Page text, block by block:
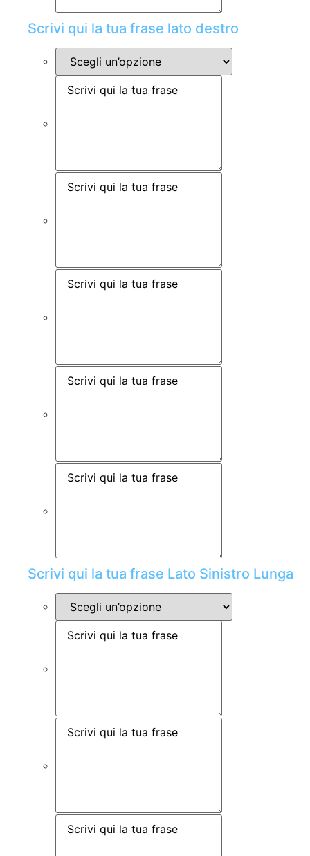
Scrivi qui la tua frase lato destro
Scrivi qui la tua frase Lato Sinistro Lunga